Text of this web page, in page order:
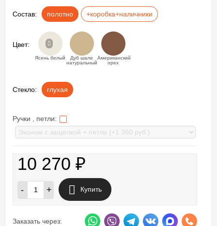
Состав: полотно +коробка+наличники
Цвет:
Ясень белый
Дуб шале
натуральный
Американский
орех
Стекло: глухая
Ручки , петли:
10 270 ₽
- + Купить
Заказать через: